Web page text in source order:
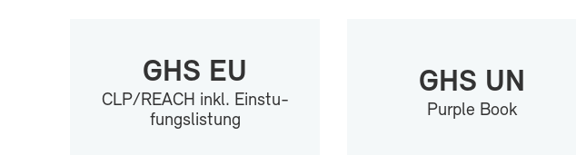
GHS EU
CLP/REACH inkl. Ein­stu­
fungs­lis­tung
GHS UN
Purple Book